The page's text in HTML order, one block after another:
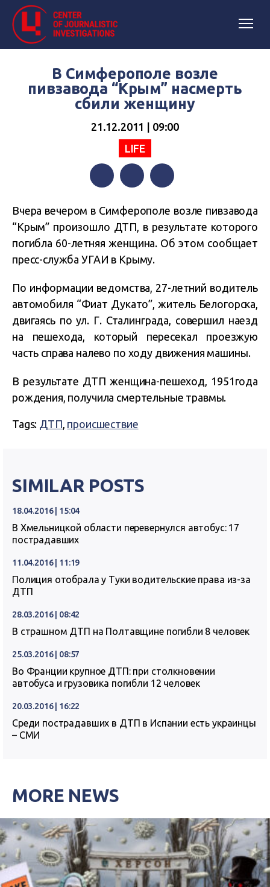
В Симферополе возле
пивзавода “Крым” насмерть
сбили женщину
21.12.2011 | 09:00
LIFE
Вчера вечером в Симферополе возле пивзавода
“Крым” произошло ДТП, в результате которого
погибла 60-летняя женщина. Об этом сообщает
пресс-служба УГАИ в Крыму.
По информации ведомства, 27-летний водитель
автомобиля “Фиат Дукато”, житель Белогорска,
двигаясь по ул. Г. Сталинграда, совершил наезд
на пешехода, который пересекал проезжую
часть справа налево по ходу движения машины.
В результате ДТП женщина-пешеход, 1951года
рождения, получила смертельные травмы.
Tags: ДТП, происшествие
SIMILAR POSTS
18.04.2016 | 15:04
В Хмельницкой области перевернулся автобус: 17
пострадавших
11.04.2016 | 11:19
Полиция отобрала у Туки водительские права из-за
ДТП
28.03.2016 | 08:42
В страшном ДТП на Полтавщине погибли 8 человек
25.03.2016 | 08:57
Во Франции крупное ДТП: при столкновении
автобуса и грузовика погибли 12 человек
20.03.2016 | 16:22
Среди пострадавших в ДТП в Испании есть украинцы
– СМИ
MORE NEWS